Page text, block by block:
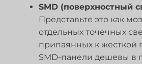
SMD (поверхностный
Представьте это как
отдельных точечных
припаянных к жесткой
SMD-панели дешевы в